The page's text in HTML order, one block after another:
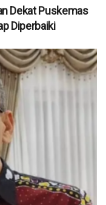
Dekat Puskemas
Diperbaiki